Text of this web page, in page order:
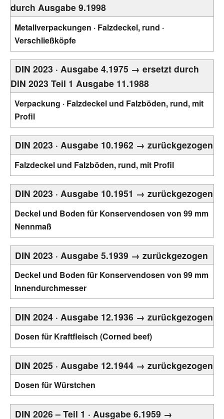
durch Ausgabe 9.1998
Metallverpackungen · Falzdeckel, rund ·
Verschließköpfe
DIN 2023 · Ausgabe 4.1975 → ersetzt durch
DIN 2023 Teil 1 Ausgabe 11.1988
Verpackung · Falzdeckel und Falzböden, rund, mit
Profil
DIN 2023 · Ausgabe 10.1962 → zurückgezogen
Falzdeckel und Falzböden, rund, mit Profil
DIN 2023 · Ausgabe 10.1951 → zurückgezogen
Deckel und Boden für Konservendosen von 99 mm
Nennmaß
DIN 2023 · Ausgabe 5.1939 → zurückgezogen
Deckel und Boden für Konservendosen von 99 mm
Innendurchmesser
DIN 2024 · Ausgabe 12.1936 → zurückgezogen
Dosen für Kraftfleisch (Corned beef)
DIN 2025 · Ausgabe 12.1944 → zurückgezogen
Dosen für Würstchen
DIN 2026 – Teil 1 · Ausgabe 6.1959 →